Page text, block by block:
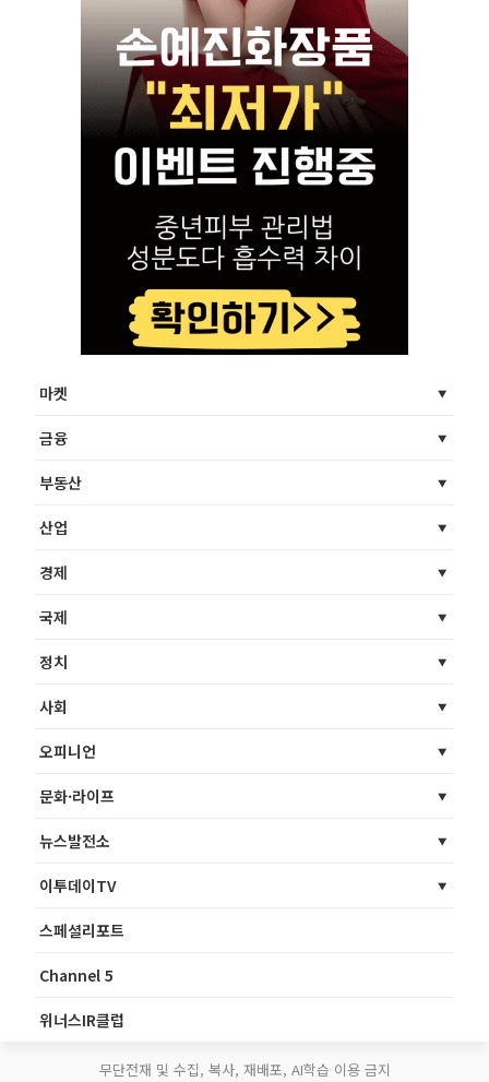
마켓
금융
부동산
산업
경제
국제
정치
사회
오피니언
문화·라이프
뉴스발전소
이투데이TV
스페셜리포트
Channel 5
위너스IR클럽
무단전재 및 수집, 복사, 재배포, AI학습 이용 금지